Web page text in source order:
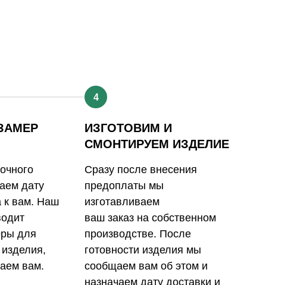
дату
к вам. Наш
для
вам.
4
ИЗГОТОВИМ И
СМОНТИРУЕМ ИЗДЕЛИЕ
Сразу после внесения
предоплаты мы
изготавливаем
ваш заказ на собственном
производстве. После
готовности изделия мы
сообщаем вам об этом и
назначаем дату доставки и